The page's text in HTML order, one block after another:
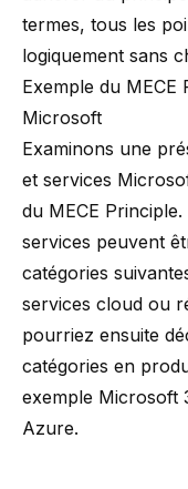
termes, tous les
logiquement sans
Exemple du MECE
Microsoft
Examinons une
et services
du MECE
services peuvent
catégories
services cloud ou
pourriez ensuite
catégories en
exemple Microsoft
Azure.